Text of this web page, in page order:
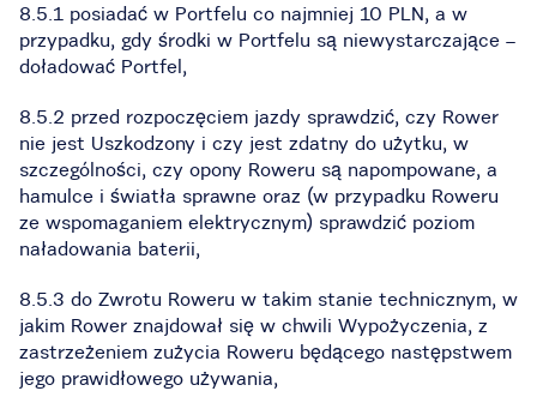
8.5.1 posiadać w Portfelu co najmniej 10 PLN, a w
przypadku, gdy środki w Portfelu są niewystarczające –
doładować Portfel,
8.5.2 przed rozpoczęciem jazdy sprawdzić, czy Rower
nie jest Uszkodzony i czy jest zdatny do użytku, w
szczególności, czy opony Roweru są napompowane, a
hamulce i światła sprawne oraz (w przypadku Roweru
ze wspomaganiem elektrycznym) sprawdzić poziom
naładowania baterii,
8.5.3 do Zwrotu Roweru w takim stanie technicznym, w
jakim Rower znajdował się w chwili Wypożyczenia, z
zastrzeżeniem zużycia Roweru będącego następstwem
jego prawidłowego używania,